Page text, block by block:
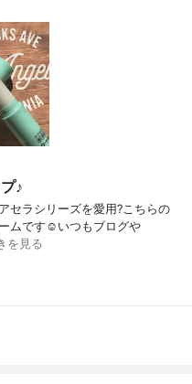
♪
セラシリーズを愛用?こちらの
ムです☺️いつもブログや
を見る